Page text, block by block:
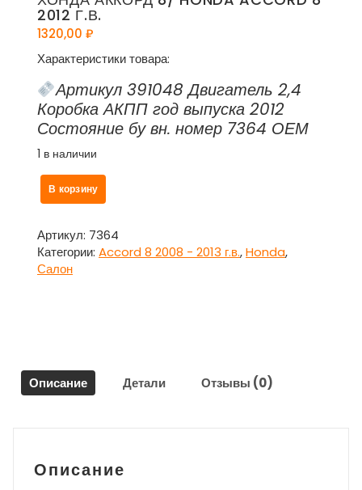
2012 Г.В.
1320,00 ₽
Характеристики товара:
Артикул 391048 Двигатель 2,4
Коробка АКПП год выпуска 2012
Состояние бу вн. номер 7364 ОЕМ
1 в наличии
Количество
товара
рулевой
колонки
для
8
2012
В корзину
Артикул: 7364
Категории: Accord 8 2008 - 2013 г.в.,Honda,
Салон
Описание Детали Отзывы (0)
Описание